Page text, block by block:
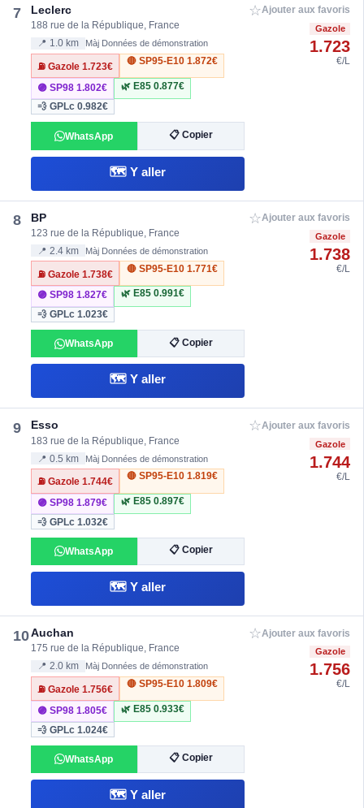
7 Leclerc
188 rue de la République, France
📍 1.0 km Màj Données de démonstration
⛽ Gazole1.723€
🔴 SP95-E10 1.872€
🟣 SP981.802€ 🌿 E85 0.877€
💨 GPLc0.982€
WhatsApp 📋 Copier
🗺️ Y aller
☆Ajouter aux favoris
Gazole
1.723
€/L
8 BP
123 rue de la République, France
📍 2.4 km Màj Données de démonstration
⛽ Gazole1.738€
🔴 SP95-E10 1.771€
🟣 SP981.827€ 🌿 E85 0.991€
💨 GPLc1.023€
WhatsApp 📋 Copier
🗺️ Y aller
☆Ajouter aux favoris
Gazole
1.738
€/L
9 Esso
183 rue de la République, France
📍 0.5 km Màj Données de démonstration
⛽ Gazole1.744€
🔴 SP95-E10 1.819€
🟣 SP981.879€ 🌿 E85 0.897€
💨 GPLc1.032€
WhatsApp 📋 Copier
🗺️ Y aller
☆Ajouter aux favoris
Gazole
1.744
€/L
10Auchan
175 rue de la République, France
📍 2.0 km Màj Données de démonstration
⛽ Gazole1.756€
🔴 SP95-E10 1.809€
🟣 SP981.805€ 🌿 E85 0.933€
💨 GPLc1.024€
WhatsApp 📋 Copier
🗺️ Y aller
☆Ajouter aux favoris
Gazole
1.756
€/L